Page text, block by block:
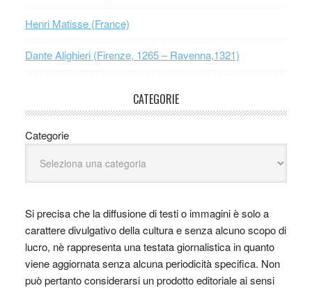
Henri Matisse (France)
Dante Alighieri (Firenze, 1265 – Ravenna,1321)
CATEGORIE
Categorie
Si precisa che la diffusione di testi o immagini è solo a
carattere divulgativo della cultura e senza alcuno scopo di
lucro, nè rappresenta una testata giornalistica in quanto
viene aggiornata senza alcuna periodicità specifica. Non
può pertanto considerarsi un prodotto editoriale ai sensi